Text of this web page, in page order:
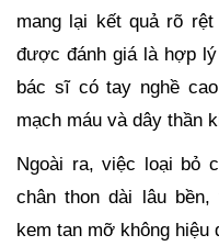
mang lại kết quả rõ
được đánh giá là hợp
bác sĩ có tay nghề
mạch máu và dây thần
Ngoài ra, việc loại bỏ
chân thon dài lâu
kem tan mỡ không hiệu